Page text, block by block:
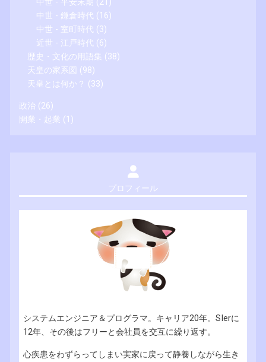
中世 - 平安末期 (21)
中世 - 鎌倉時代 (16)
中世 - 室町時代 (3)
近世 - 江戸時代 (6)
歴史・文化の用語集 (38)
天皇の家系図 (98)
天皇とは何か？ (33)
政治 (26)
開業・起業 (1)
プロフィール
システムエンジニア＆プログラマ。キャリア20年。SIerに
12年、その後はフリーと会社員を交互に繰り返す。
心疾患をわずらってしまい実家に戻って静養しながら生き